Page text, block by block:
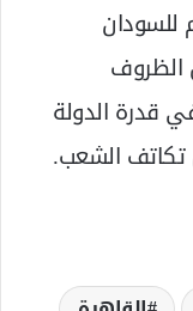
للسودان
قدرة الدولة
تكاتف الشعب.